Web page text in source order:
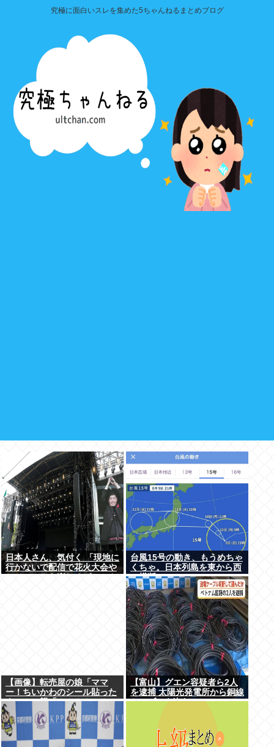
究極に面白いスレを集めた5ちゃんねるまとめブログ
日本人さん、気付く 「現地に
行かないで配信で花火大会や
台風15号の動き、もうめちゃ
くちゃ。日本列島を東から西
に横断
【画像】転売屋の娘「ママ
ー！ちいかわのシール貼った
よー！」親「！！！！！！」
【富山】グエン容疑者ら2人
を逮捕 太陽光発電所から銅線
ケーブルを盗む